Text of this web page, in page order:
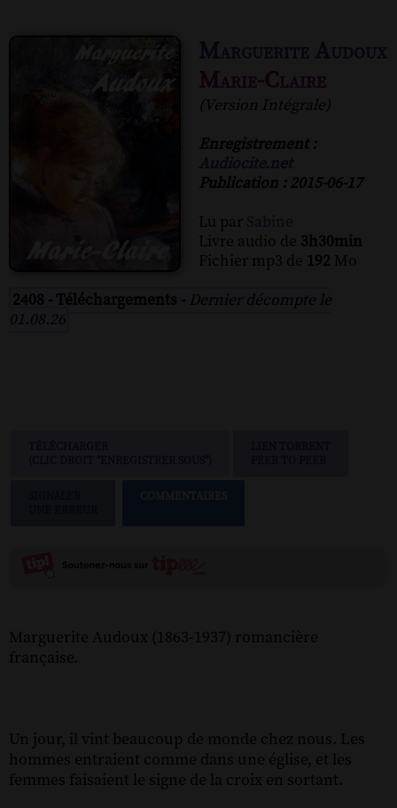
Marie-Claire
(Version Intégrale)
Enregistrement :
Publication : 2015-06-17
Lu par
Livre audio de 3h30min
Fichier mp3 de 192 Mo
2408 - Téléchargements - Dernier décompte le
01.08.26
Marguerite Audoux (1863-1937) romancière
française.
Un jour, il vint beaucoup de monde chez nous. Les
hommes entraient comme dans une église, et les
femmes faisaient le signe de la croix en sortant.